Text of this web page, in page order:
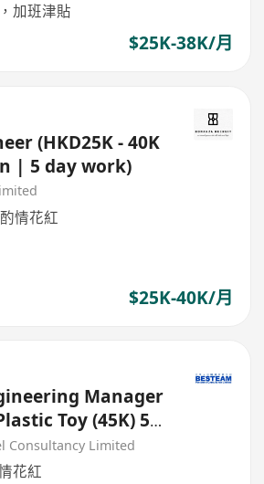
加班津貼
$25K-38K/月
(HKD25K - 40K
| 5 day work)
情花紅
$25K-40K/月
Manager
Toy (45K) 5
Consultancy Limited
花紅